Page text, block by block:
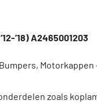
’18) A2465001203
Motorkappen –
zoals